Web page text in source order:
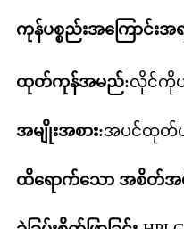
ကုန်ပစ္စည်းအကြောင်းအ
ထုတ်ကုန်အမည်:လိုင်ကိုပ
အမျိုးအစား:အပင်ထုတ်ယူ
ထိရောက်သော အစိတ်အပိုင်